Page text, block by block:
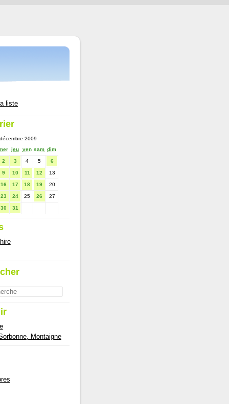
liste
décembre 2009
jeu ven sam dim
2 3 4 5 6
9 10 11 12 13
16 17 18 19 20
23 24 25 26 27
30 31
Montaigne